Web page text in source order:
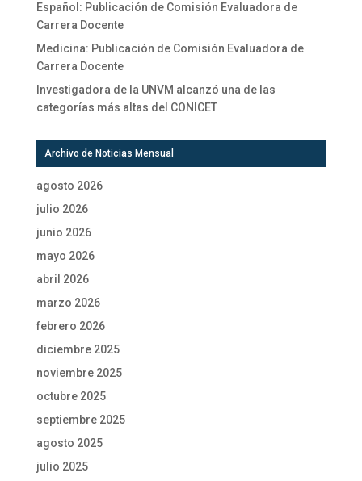
Español: Publicación de Comisión Evaluadora de
Carrera Docente
Medicina: Publicación de Comisión Evaluadora de
Carrera Docente
Investigadora de la UNVM alcanzó una de las
categorías más altas del CONICET
Archivo de Noticias Mensual
agosto 2026
julio 2026
junio 2026
mayo 2026
abril 2026
marzo 2026
febrero 2026
diciembre 2025
noviembre 2025
octubre 2025
septiembre 2025
agosto 2025
julio 2025